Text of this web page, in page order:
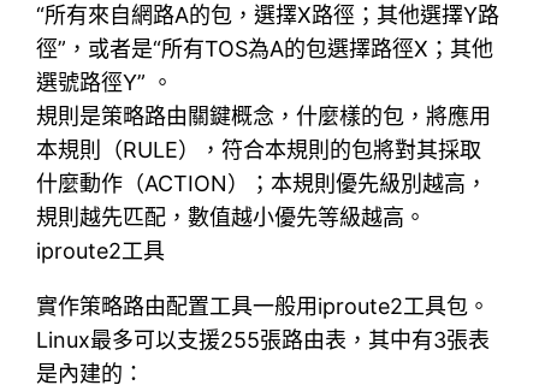
“所有來自網路A的包，選擇X路徑；其他選擇Y路
徑”，或者是“所有TOS為A的包選擇路徑X；其他
選號路徑Y” 。
規則是策略路由關鍵概念，什麼樣的包，將應用
本規則（RULE），符合本規則的包將對其採取
什麼動作（ACTION）；本規則優先級別越高，
規則越先匹配，數值越小優先等級越高。
iproute2工具
實作策略路由配置工具一般用iproute2工具包。
Linux最多可以支援255張路由表，其中有3張表
是內建的：